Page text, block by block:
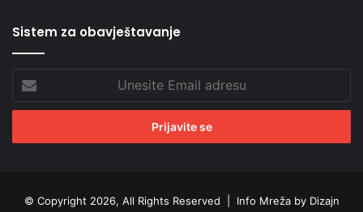
Sistem za obavještavanje
Unesite
Email
adresu
© Copyright 2026, All Rights Reserved | Info Mreža by Dizajn